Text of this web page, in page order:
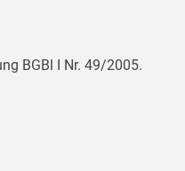
BGBl I Nr. 49/2005.